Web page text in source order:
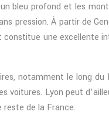
bleu profond et les
À partir de
une excellente
notamment le long
voitures. Lyon peut
reste de la France.